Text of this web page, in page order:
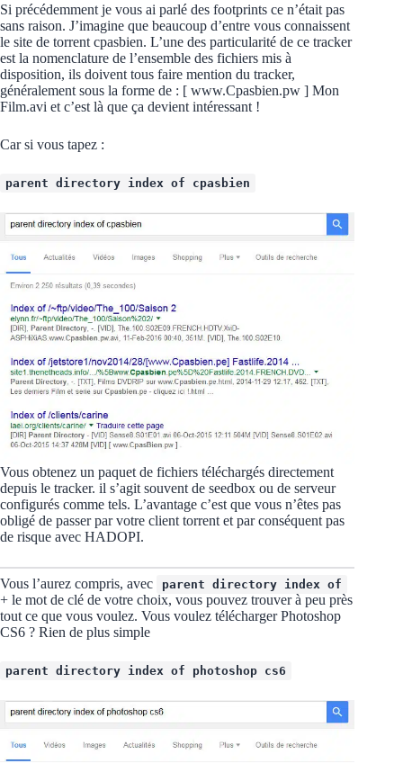
Si précédemment je vous ai parlé des footprints ce n’était pas
sans raison. J’imagine que beaucoup d’entre vous connaissent
le site de torrent cpasbien. L’une des particularité de ce tracker
est la nomenclature de l’ensemble des fichiers mis à
disposition, ils doivent tous faire mention du tracker,
généralement sous la forme de : [ www.Cpasbien.pw ] Mon
Film.avi et c’est là que ça devient intéressant !
Car si vous tapez :
parent directory index of cpasbien
Vous obtenez un paquet de fichiers téléchargés directement
depuis le tracker. il s’agit souvent de seedbox ou de serveur
configurés comme tels. L’avantage c’est que vous n’êtes pas
obligé de passer par votre client torrent et par conséquent pas
de risque avec HADOPI.
Vous l’aurez compris, avec parent directory index of
+ le mot de clé de votre choix, vous pouvez trouver à peu près
tout ce que vous voulez. Vous voulez télécharger Photoshop
CS6 ? Rien de plus simple
parent directory index of photoshop cs6